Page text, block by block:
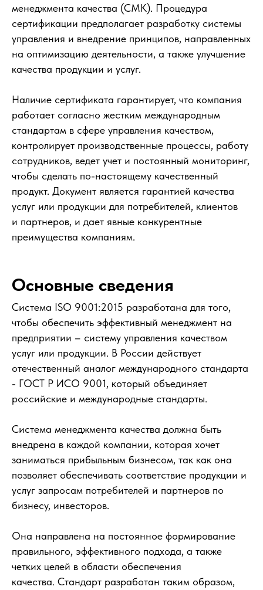
менеджмента качества (СМК). Процедура
сертификации предполагает разработку системы
управления и внедрение принципов, направленных
на оптимизацию деятельности, а также улучшение
качества продукции и услуг.
Наличие сертификата гарантирует, что компания
работает согласно жестким международным
стандартам в сфере управления качеством,
контролирует производственные процессы, работу
сотрудников, ведет учет и постоянный мониторинг,
чтобы сделать по-настоящему качественный
продукт. Документ является гарантией качества
услуг или продукции для потребителей, клиентов
и партнеров, и дает явные конкурентные
преимущества компаниям.
Основные сведения
Система ISO 9001:2015 разработана для того,
чтобы обеспечить эффективный менеджмент на
предприятии – систему управления качеством
услуг или продукции. В России действует
отечественный аналог международного стандарта
- ГОСТ Р ИСО 9001, который объединяет
российские и международные стандарты.
Система менеджмента качества должна быть
внедрена в каждой компании, которая хочет
заниматься прибыльным бизнесом, так как она
позволяет обеспечивать соответствие продукции и
услуг запросам потребителей и партнеров по
бизнесу, инвесторов.
Она направлена на постоянное формирование
правильного, эффективного подхода, а также
четких целей в области обеспечения
качества. Стандарт разработан таким образом,